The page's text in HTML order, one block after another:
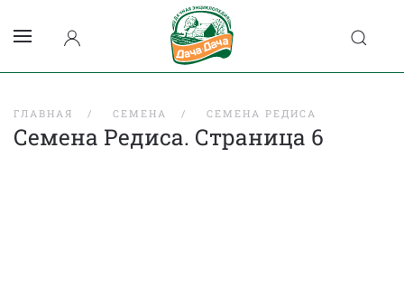
ГЛАВНАЯ СЕМЕНА СЕМЕНА РЕДИСА
Семена Редиса. Страница 6